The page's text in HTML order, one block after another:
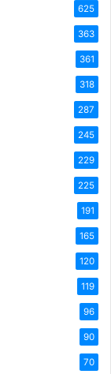
625
363
361
318
287
245
229
225
191
165
120
119
96
90
70